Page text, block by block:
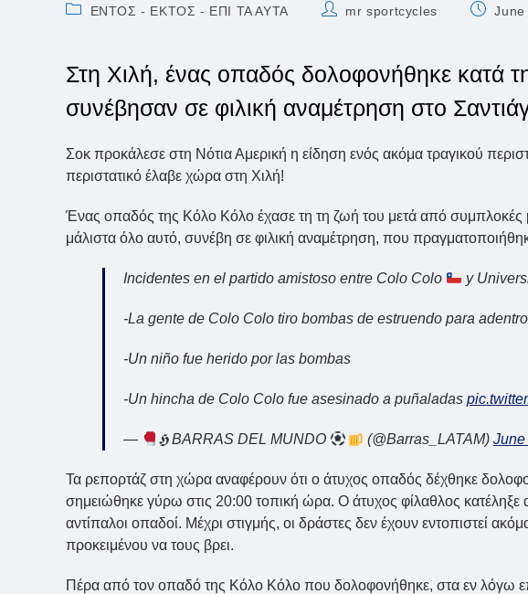
PostΕΝΤΟΣ - ΕΚΤΟΣ - ΕΠΙ ΤΑ ΑΥΤΑ
Postmr sportcycles
Post
Στη Χιλή, ένας οπαδός δολοφονήθηκε κατά
συνέβησαν σε φιλική αναμέτρηση στο
Σοκ προκάλεσε στη Νότια Αμερική η είδηση ενός ακόμα τραγικού
περιστατικό έλαβε χώρα στη Χιλή!
Ένας οπαδός της Κόλο Κόλο έχασε τη τη ζωή του μετά από συμπλοκές
μάλιστα όλο αυτό, συνέβη σε φιλική αναμέτρηση, που
Incidentes en el partido amistoso entre Colo Colo y
-La gente de Colo Colo tiro bombas de estruendo para
-Un niño fue herido por las bombas
-Un hincha de Colo Colo fue asesinado a puñaladas
— 𝕳 BARRAS DEL MUNDO (@Barras_LATAM) June
Τα ρεπορτάζ στη χώρα αναφέρουν ότι ο άτυχος οπαδός δέχθηκε
σημειώθηκε γύρω στις 20:00 τοπική ώρα. Ο άτυχος φίλαθλος
αντίπαλοι οπαδοί. Μέχρι στιγμής, οι δράστες δεν έχουν εντοπιστεί
προκειμένου να τους βρει.
Πέρα από τον οπαδό της Κόλο Κόλο που δολοφονήθηκε, στα εν λόγω